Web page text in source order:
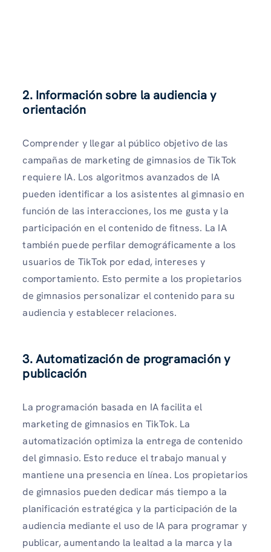
2. Información sobre la audiencia y
orientación
Comprender y llegar al público objetivo de las
campañas de marketing de gimnasios de TikTok
requiere IA. Los algoritmos avanzados de IA
pueden identificar a los asistentes al gimnasio en
función de las interacciones, los me gusta y la
participación en el contenido de fitness. La IA
también puede perfilar demográficamente a los
usuarios de TikTok por edad, intereses y
comportamiento. Esto permite a los propietarios
de gimnasios personalizar el contenido para su
audiencia y establecer relaciones.
3. Automatización de programación y
publicación
La programación basada en IA facilita el
marketing de gimnasios en TikTok. La
automatización optimiza la entrega de contenido
del gimnasio. Esto reduce el trabajo manual y
mantiene una presencia en línea. Los propietarios
de gimnasios pueden dedicar más tiempo a la
planificación estratégica y la participación de la
audiencia mediante el uso de IA para programar y
publicar, aumentando la lealtad a la marca y la